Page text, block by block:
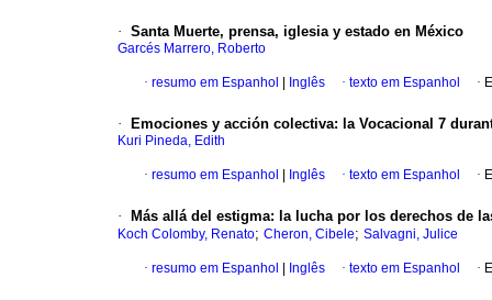
· Santa Muerte, prensa, iglesia y estado en México
Garcés Marrero, Roberto
· resumo em Espanhol Inglês · texto em Espanhol ·
· Emociones y acción colectiva: la Vocacional 7
Kuri Pineda, Edith
· resumo em Espanhol Inglês · texto em Espanhol ·
· Más allá del estigma: la lucha por los derechos de
Koch Colomby, Renato; Cheron, Cibele; Salvagni, Julice
· resumo em Espanhol Inglês · texto em Espanhol ·